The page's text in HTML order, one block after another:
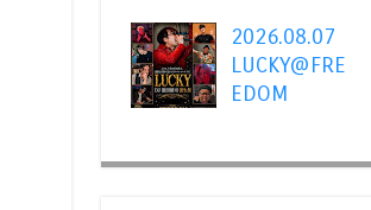
2026.08.07
LUCKY@FRE
EDOM